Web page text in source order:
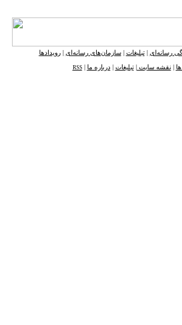
رسانه‌ای |تبلیغات سازمان‌های رسانه‌ای |رویدادها
نقشه ‌سایت تبلیغات |درباره ما |
RSS